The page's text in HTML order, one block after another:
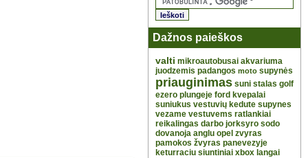
Dažnos paieškos
valti mikroautobusai akvariuma
juodzemis padangos moto supynės
priauginimas suni stalas golf
ezero plungeje ford kvepalai
suniukus vestuvių kedute supynes
vezame vestuvems ratlankiai
reikalingas darbo jorksyro sodo
dovanoja anglu opel zvyras
pamokos žvyras panevezyje
keturraciu siuntiniai xbox langai